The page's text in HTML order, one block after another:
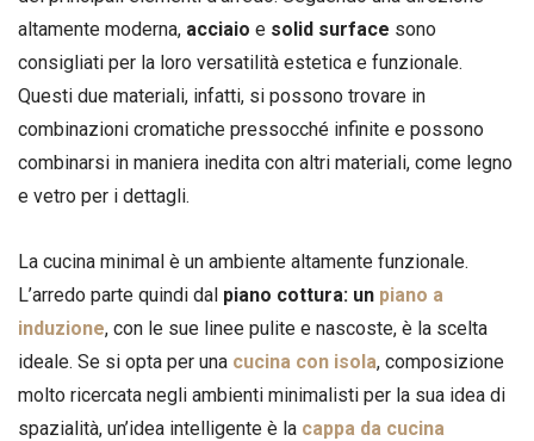
altamente moderna, acciaio e solid surface sono
consigliati per la loro versatilità estetica e funzionale.
Questi due materiali, infatti, si possono trovare in
combinazioni cromatiche pressocché infinite e possono
combinarsi in maniera inedita con altri materiali, come legno
e vetro per i dettagli.
La cucina minimal è un ambiente altamente funzionale.
L’arredo parte quindi dal piano cottura: un piano a
induzione, con le sue linee pulite e nascoste, è la scelta
ideale. Se si opta per una cucina con isola, composizione
molto ricercata negli ambienti minimalisti per la sua idea di
spazialità, un’idea intelligente è la cappa da cucina